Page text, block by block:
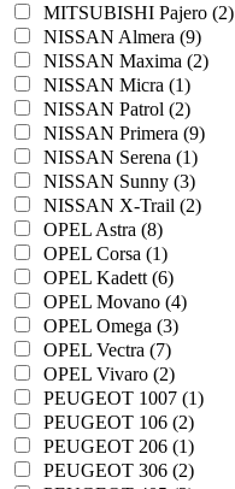
MITSUBISHI Pajero (2)
NISSAN Almera (9)
NISSAN Maxima (2)
NISSAN Micra (1)
NISSAN Patrol (2)
NISSAN Primera (9)
NISSAN Serena (1)
NISSAN Sunny (3)
NISSAN X-Trail (2)
OPEL Astra (8)
OPEL Corsa (1)
OPEL Kadett (6)
OPEL Movano (4)
OPEL Omega (3)
OPEL Vectra (7)
OPEL Vivaro (2)
PEUGEOT 1007 (1)
PEUGEOT 106 (2)
PEUGEOT 206 (1)
PEUGEOT 306 (2)